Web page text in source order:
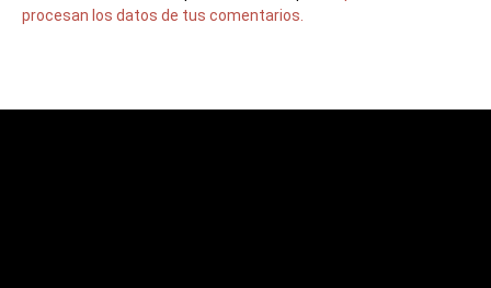
procesan los datos de tus comentarios.